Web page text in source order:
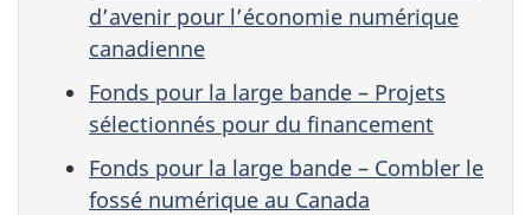
d’avenir pour l’économie numérique
canadienne
Fonds pour la large bande – Projets
sélectionnés pour du financement
Fonds pour la large bande – Combler le
fossé numérique au Canada